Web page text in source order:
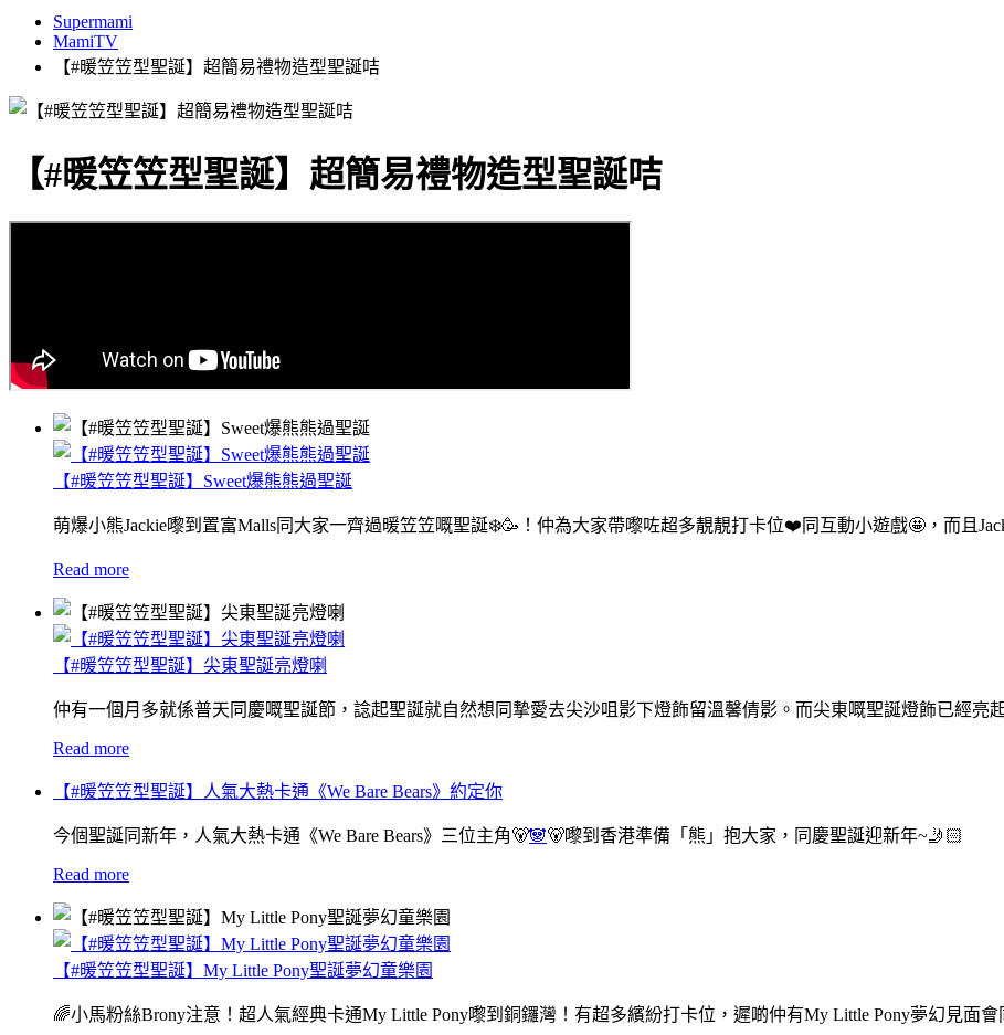
Supermami
MamiTV
【#暖笠笠型聖誕】超簡易禮物造型聖誕咭
【#暖笠笠型聖誕】超簡易禮物造型聖誕咭
【#暖笠笠型聖誕】Sweet爆熊熊過聖誕
萌爆小熊Jackie嚟到置富Malls同大家一齊過暖笠笠嘅聖誕❄️🥳！仲為大家帶嚟咗超多靚靚打卡位❤️同互動小遊戲🤩，而且
Read more
【#暖笠笠型聖誕】尖東聖誕亮燈喇
仲有一個月多就係普天同慶嘅聖誕節，諗起聖誕就自然想同摯愛去尖沙咀影下燈飾留溫馨倩影。而尖東嘅聖誕燈飾已經亮
Read more
【#暖笠笠型聖誕】人氣大熱卡通《We Bare Bears》約定你
今個聖誕同新年，人氣大熱卡通《We Bare Bears》三位主角🐻🐼🐻嚟到香港準備「熊」抱大家，同慶聖誕迎新年~🤳🏻
Read more
【#暖笠笠型聖誕】My Little Pony聖誕夢幻童樂園
🌈小馬粉絲Brony注意！超人氣經典卡通My Little Pony嚟到銅鑼灣！有超多繽紛打卡位，遲啲仲有My Little Pony夢幻見面